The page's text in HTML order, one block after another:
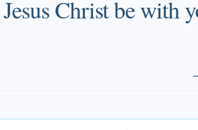
Christ be with